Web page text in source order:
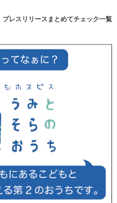
プレスリリースまとめてチェック一覧